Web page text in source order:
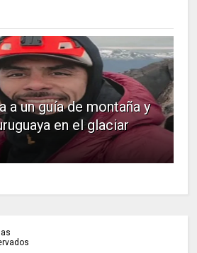
a un guía de montaña y
en el glaciar